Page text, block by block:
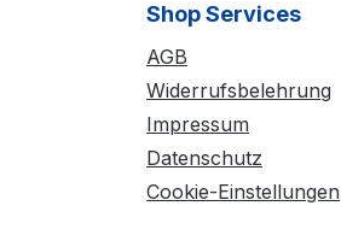
Shop Services
AGB
Widerrufsbelehrung
Impressum
Datenschutz
Cookie-Einstellungen